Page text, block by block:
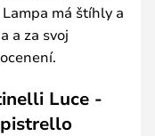
má štíhly a
a za svoj
Luce -